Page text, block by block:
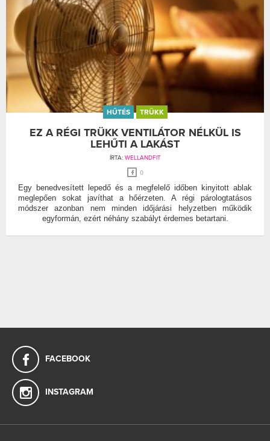
HŰTÉS TRÜKK
EZ A RÉGI TRÜKK VENTILÁTOR NÉLKÜL IS
LEHŰTI A LAKÁST
ÍRTA: WELLANDFIT
0
Egy benedvesített lepedő és a megfelelő időben kinyitott ablak
meglepően sokat javíthat a hőérzeten. A régi párologtatásos
módszer azonban nem minden időjárási helyzetben működik
egyformán, ezért néhány szabályt érdemes betartani.
FACEBOOK
INSTAGRAM